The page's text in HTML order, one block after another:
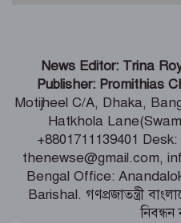
স্বরাষ্ট্রমন্ত্রী
বছরও যেতে
News Editor: Trina
Publisher: Promithias
Motijheel C/A, Dhaka,
Hatkhola
+8801711139401
thenewse@gmail.com,
Bengal Office:
Barishal. গণপ্রজাতন্ত্রী